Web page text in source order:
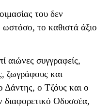
του δεν
ωστόσο, το καθιστά άξιο
αιώνες συγγραφείς,
ζωγράφους και
Δάντης, ο Τζόυς και ο
διαφορετικό Οδυσσέα,